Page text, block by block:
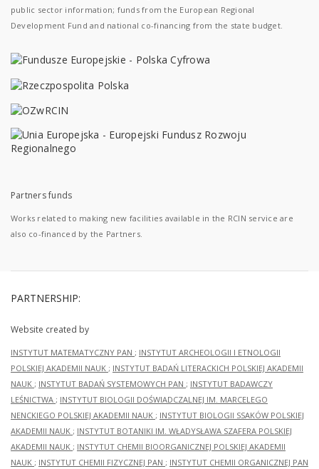
public sector information; funds from the European Regional
Development Fund and national co-financing from the state budget.
Partners funds
Works related to making new facilities available in the RCIN service are
also co-financed by the Partners.
PARTNERSHIP:
Website created by
INSTYTUT MATEMATYCZNY PAN ; INSTYTUT ARCHEOLOGII I ETNOLOGII
POLSKIEJ AKADEMII NAUK ; INSTYTUT BADAŃ LITERACKICH POLSKIEJ AKADEMII
NAUK ; INSTYTUT BADAŃ SYSTEMOWYCH PAN ; INSTYTUT BADAWCZY
LEŚNICTWA ; INSTYTUT BIOLOGII DOŚWIADCZALNEJ IM. MARCELEGO
NENCKIEGO POLSKIEJ AKADEMII NAUK ; INSTYTUT BIOLOGII SSAKÓW POLSKIEJ
AKADEMII NAUK ; INSTYTUT BOTANIKI IM. WŁADYSŁAWA SZAFERA POLSKIEJ
AKADEMII NAUK ; INSTYTUT CHEMII BIOORGANICZNEJ POLSKIEJ AKADEMII
NAUK ; INSTYTUT CHEMII FIZYCZNEJ PAN ; INSTYTUT CHEMII ORGANICZNEJ PAN